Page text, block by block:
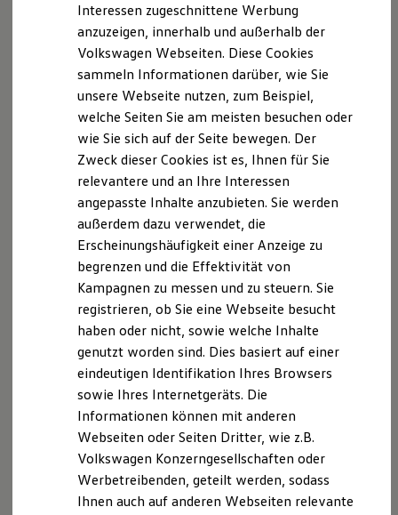
VW Connect für Ihren Transporter/Caravelle
VW Connect für Ihren Amarok
VW Connect für andere Modelle
Connect Pro
Fleet Interface Data
Multistop Pathfinder
Übersicht Software Updates
Digitales Bordbuch
Fahrerassistenz- und Sicherheitssysteme
Kontrollleuchten
Batterieverordnung
XTL-Dieselkraftstoff
Ersatzteile und Betriebsflüssigkeiten
Original Zubehör und Lifestyle Produkte
myVolkswagen
myVolkswagen Business
Elektrisch & Autonom
Elektro - & Hybridfahrzeuge
Unser Ansatz
Klimafreundlicher Strom
Reichweite & Ladelösungen
Reichweitensimulator
Ladezeitensimulator
Ladelösungen für Privatkunden
Ladelösungen für Gewerbekunden
Bidirektionales Laden
Förderung & Kosten der Elektrofahrzeuge
Fördermöglichkeiten für Privatkunden
Interessen zugeschnittene Werbung
anzuzeigen, innerhalb und außerhalb der
Volkswagen Webseiten. Diese Cookies
sammeln Informationen darüber, wie Sie
unsere Webseite nutzen, zum Beispiel,
welche Seiten Sie am meisten besuchen oder
wie Sie sich auf der Seite bewegen. Der
Zweck dieser Cookies ist es, Ihnen für Sie
relevantere und an Ihre Interessen
angepasste Inhalte anzubieten. Sie werden
außerdem dazu verwendet, die
Erscheinungshäufigkeit einer Anzeige zu
begrenzen und die Effektivität von
Kampagnen zu messen und zu steuern. Sie
registrieren, ob Sie eine Webseite besucht
haben oder nicht, sowie welche Inhalte
genutzt worden sind. Dies basiert auf einer
eindeutigen Identifikation Ihres Browsers
sowie Ihres Internetgeräts. Die
Informationen können mit anderen
Webseiten oder Seiten Dritter, wie z.B.
Volkswagen Konzerngesellschaften oder
Werbetreibenden, geteilt werden, sodass
Ihnen auch auf anderen Webseiten relevante